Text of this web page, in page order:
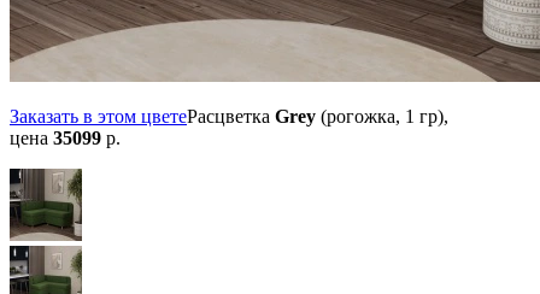
Заказать в этом цветеРасцветка Grey (рогожка, 1 гр),
цена 35099 р.